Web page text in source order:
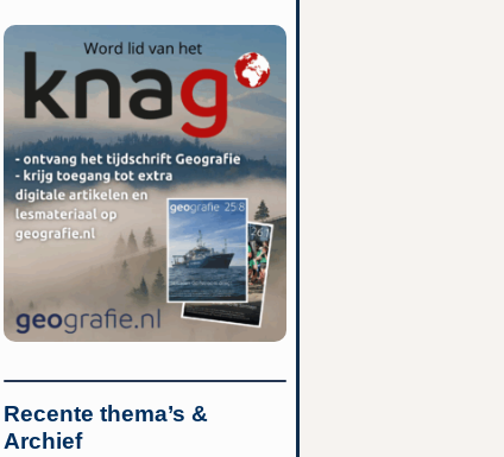
Recente thema’s &
Archief